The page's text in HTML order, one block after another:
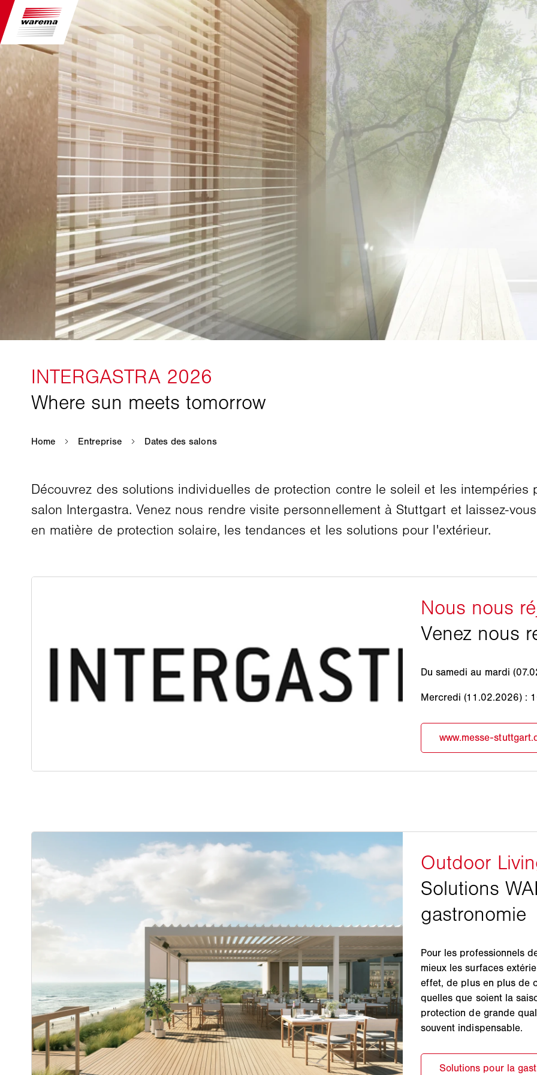
Découvrez des solutions individuelles de protection contre le soleil et les
salon Intergastra. Venez nous rendre visite personnellement à Stuttgart et laissez-
en matière de protection solaire, les tendances et les solutions pour l'extérieur.
Du samedi au mardi
Mercredi (11.02.2026) :
Pour les professionnels
mieux les surfaces
effet, de plus en plus de
quelles que soient la
protection de grande
souvent indispensable.